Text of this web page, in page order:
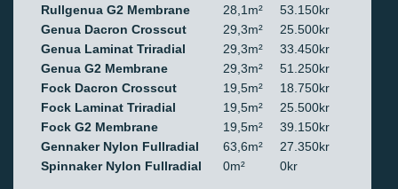
Rullgenua G2 Membrane 28,1m²
53.150kr
Genua Dacron Crosscut
29,3m²
25.500kr
Genua Laminat Triradial
29,3m²
33.450kr
Genua G2 Membrane
29,3m²
51.250kr
Fock Dacron Crosscut
19,5m²
18.750kr
Fock Laminat Triradial
19,5m²
25.500kr
Fock G2 Membrane
19,5m²
39.150kr
Gennaker Nylon Fullradial
63,6m²
27.350kr
Spinnaker Nylon Fullradial
0m² 0kr